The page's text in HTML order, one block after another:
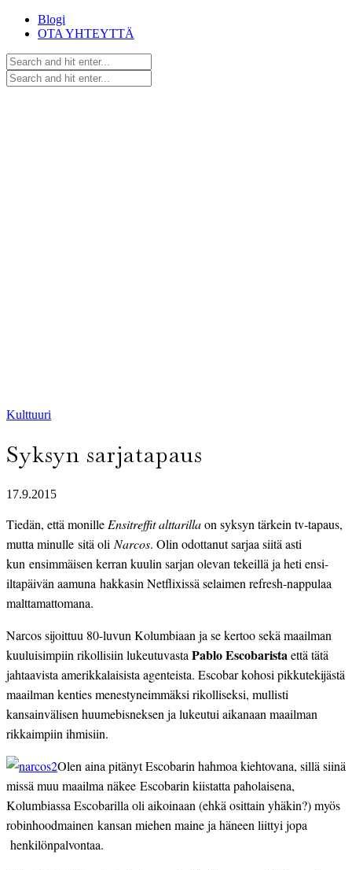
Blogi
OTA YHTEYTTÄ
Kulttuuri
Syksyn sarjatapaus
17.9.2015
Tiedän, että monille Ensitreffit alttarillaon syksyn tärkein tv-tapaus,
mutta minulle sitä oli Narcos. Olin odottanut sarjaa siitä asti
kun ensimmäisen kerran kuulin sarjan olevan tekeillä ja heti ensi-
iltapäivän aamuna hakkasin Netflixissä selaimen refresh-nappulaa
malttamattomana.
Narcos sijoittuu 80-luvun Kolumbiaan ja se kertoo sekä maailman
kuuluisimpiin rikollisiin lukeutuvasta Pablo Escobaristaettä tätä
jahtaavista amerikkalaisista agenteista. Escobar kohosi pikkutekijästä
maailman kenties menestyneimmäksi rikolliseksi, mullisti
kansainvälisen huumebisneksen ja lukeutui aikanaan maailman
rikkaimpiin ihmisiin.
Olen aina pitänyt Escobarin hahmoa kiehtovana, sillä siinä
missä muu maailma näkee Escobarin kiistatta paholaisena,
Kolumbiassa Escobarilla oli aikoinaan (ehkä osittain yhäkin?) myös
robinhoodmainen kansan miehen maine ja häneen liittyi jopa
henkilönpalvontaa.